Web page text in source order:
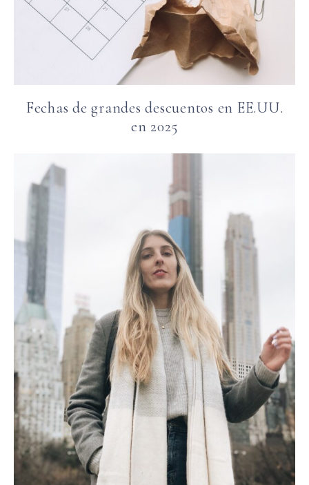
Fechas de grandes descuentos en EE.UU.
en 2025